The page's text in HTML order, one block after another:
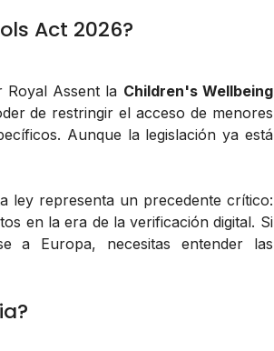
Act 2026?
Assent la Children's Wellbeing
de restringir el acceso de menores
Aunque la legislación ya está
ley representa un precedente crítico:
en la era de la verificación digital. Si
a Europa, necesitas entender las